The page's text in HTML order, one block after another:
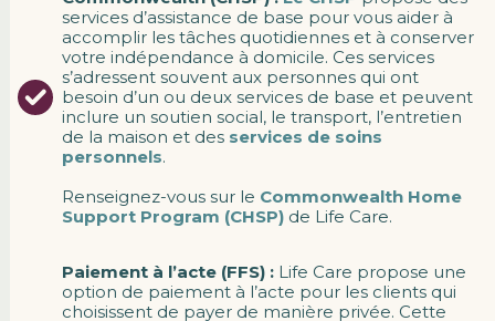
services d’assistance de base pour vous aider à
accomplir les tâches quotidiennes et à conserver
votre indépendance à domicile. Ces services
s’adressent souvent aux personnes qui ont
besoin d’un ou deux services de base et peuvent
inclure un soutien social, le transport, l’entretien
de la maison et des services de soins
personnels.
Renseignez-vous sur le Commonwealth Home
Support Program (CHSP) de Life Care.
Paiement à l’acte (FFS) : Life Care propose une
option de paiement à l’acte pour les clients qui
choisissent de payer de manière privée. Cette